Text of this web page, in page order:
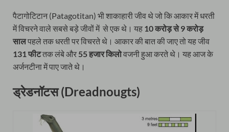
पैटागोटिटान (Patagotitan) भी शाकाहारी जीव थे जो कि आकार में धरती
में विचरने वाले सबसे बड़े जीवों में से एक थे। यह 10 करोड़ से 9 करोड़
सालपहले तक धरती पर विचरते थे। आकार की बात की जाए तो यह जीव
131 फीटतक लंबे और 55 हजार किलोवजनी हुआ करते थे। यह आज के
अर्जनटीना में पाए जाते थे।
ड्रेडनॉटस (Dreadnougts)